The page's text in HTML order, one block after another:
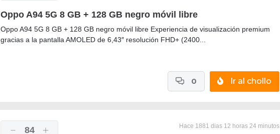
Oppo A94 5G 8 GB + 128 GB negro móvil libre
Oppo A94 5G 8 GB + 128 GB negro móvil libre Experiencia de visualización premium
gracias a la pantalla AMOLED de 6,43″ resolución FHD+ (2400...
Ir al chollo
0
84 Hace 1881 dias 12 horas 24 minutos